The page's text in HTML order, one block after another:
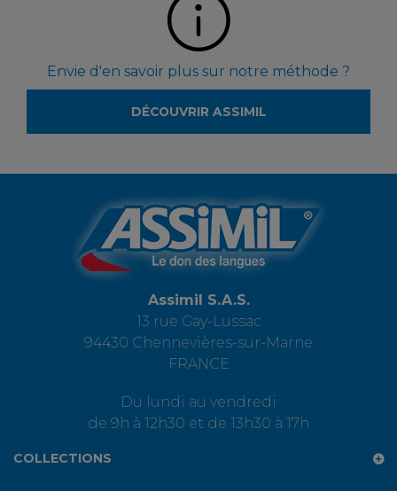
Envie d'en savoir plus sur notre méthode ?
DÉCOUVRIR ASSIMIL
Assimil S.A.S.
13 rue Gay-Lussac
94430 Chennevières-sur-Marne
FRANCE
Du lundi au vendredi
de 9h à 12h30 et de 13h30 à 17h
COLLECTIONS